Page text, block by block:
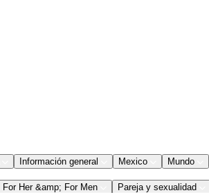
Información general Mexico Mundo
For Her &amp; For Men Pareja y sexualidad